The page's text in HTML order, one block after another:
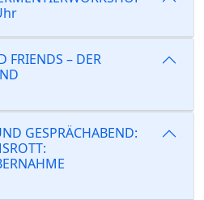
FRIENDS – DER
GESPRÄCHABEND: